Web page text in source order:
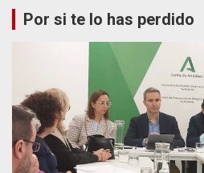
Por si te lo has perdido